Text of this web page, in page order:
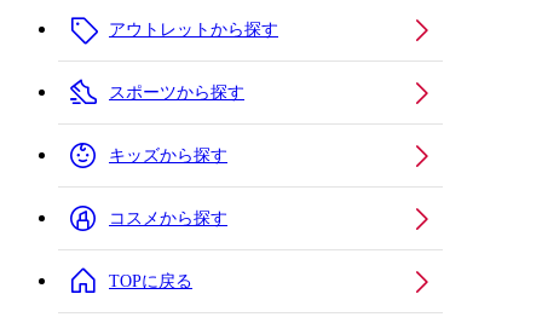
アウトレットから探す
スポーツから探す
キッズから探す
コスメから探す
TOPに戻る